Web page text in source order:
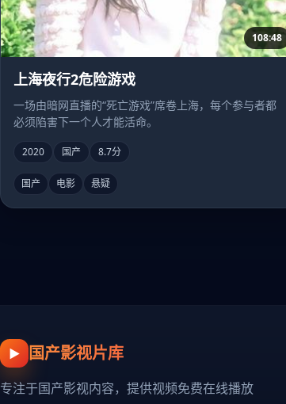
108:48
上海夜行2危险游戏
一场由暗网直播的“死亡游戏”席卷上海，每个参与者都
必须陷害下一个人才能活命。
2020 国产 8.7分
国产 电影 悬疑
▶ 国产影视片库
专注于国产影视内容，提供视频免费在线播放